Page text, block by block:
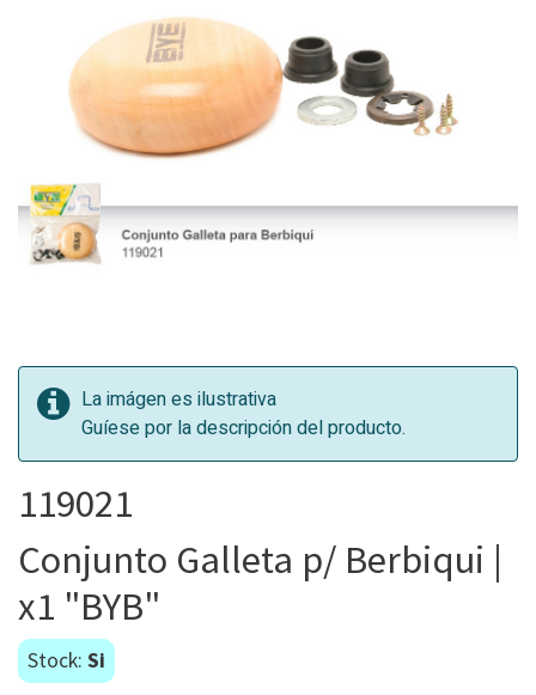
La imágen es ilustrativa
Guíese por la descripción del producto.
119021
Conjunto Galleta p/ Berbiqui |
x1 "BYB"
Stock: Si